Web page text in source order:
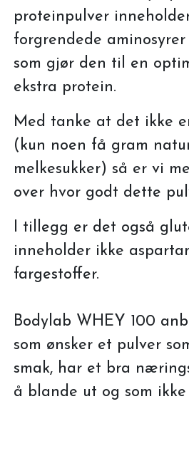
proteinpulver
forgrendede aminosyrer
som gjør den til en
ekstra protein.
Med tanke at det ikke
(kun noen få gram
melkesukker) så er vi
over hvor godt dette
I tillegg er det også
inneholder ikke
fargestoffer.
Bodylab WHEY 100
som ønsker et pulver
smak, har et bra
å blande ut og som